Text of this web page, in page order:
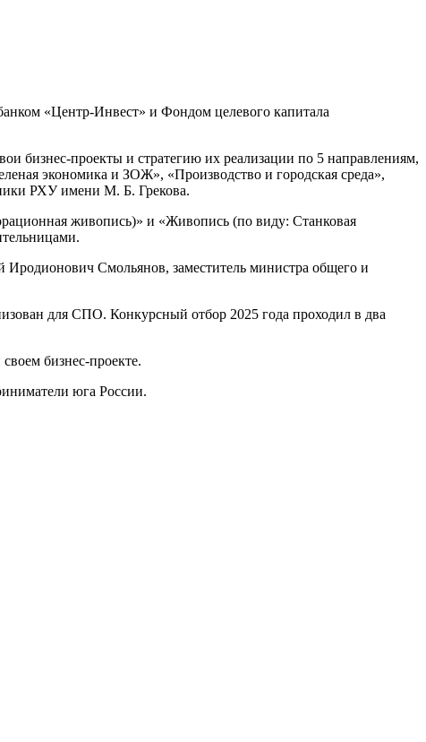
«Центр-Инвест» и Фондом целевого капитала
бизнес-проекты и стратегию их реализации по 5 направлениям,
экономика и ЗОЖ», «Производство и городская среда»,
РХУ имени М. Б. Грекова.
живопись)» и «Живопись (по виду: Станковая
Иродионович Смольянов, заместитель министра общего и
для СПО. Конкурсный отбор 2025 года проходил в два
бизнес-проекте.
юга России.